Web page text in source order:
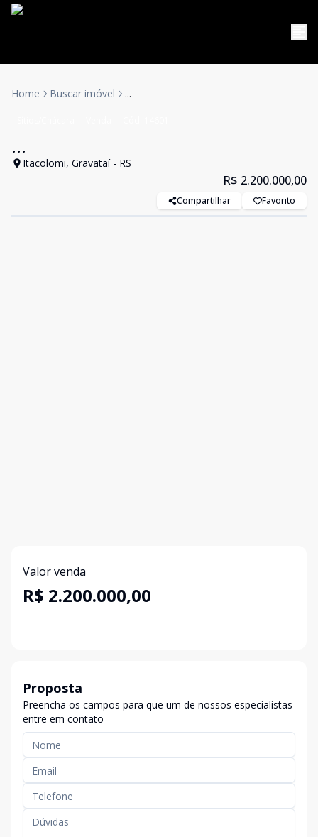
Home Buscar imóvel ...
...
Itacolomi, Gravataí - RS
R$ 2.200.000,00
Compartilhar Favorito
Valor venda
R$ 2.200.000,00
Proposta
Preencha os campos para que um de nossos especialistas
entre em contato